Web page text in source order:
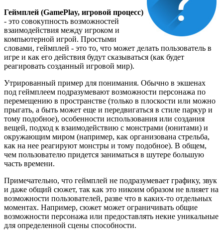
Геймплей (GamePlay, игровой процесс)
- это совокупность возможностей
взаимодействия между игроком и
компьютерной игрой. Простыми
словами, геймплей - это то, что может делать пользователь в
игре и как его действия будут сказываться (как будет
реагировать созданный игровой мир).
Утрированный пример для понимания. Обычно в экшенах
под геймплеем подразумевают возможности персонажа по
перемещению в пространстве (только в плоскости или можно
прыгать, а быть может еще и передвигаться в стиле паркур и
тому подобное), особенности использования или создания
вещей, подход к взаимодействию с монстрами (юнитами) и
окружающим миром (например, как организована стрельба,
как на нее реагируют монстры и тому подобное). В общем,
чем пользователю придется заниматься в шутере большую
часть времени.
Примечательно, что геймплей не подразумевает графику, звук
и даже общий сюжет, так как это никоим образом не влияет на
возможности пользователей, разве что в каких-то отдельных
моментах. Например, сюжет может ограничивать общие
возможности персонажа или предоставлять некие уникальные
для определенной сцены способности.